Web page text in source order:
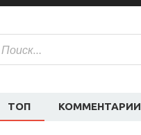
ТОП КОММЕНТАРИИ